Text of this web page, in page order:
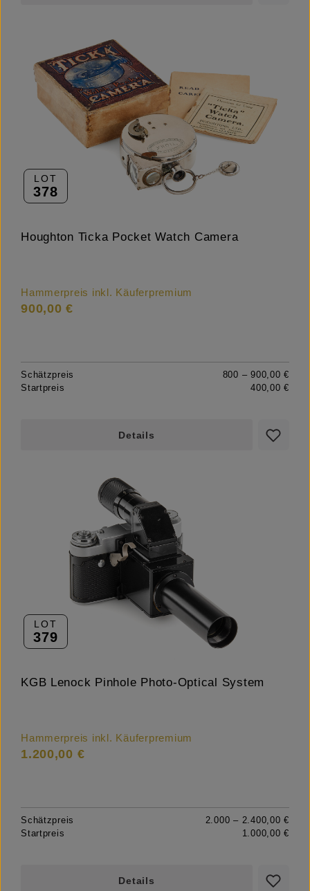
LOT
378
Houghton Ticka Pocket Watch Camera
Hammerpreis inkl. Käuferpremium
900,00 €
Schätzpreis
800 – 900,00 €
Startpreis
400,00 €
Details
LOT
379
KGB Lenock Pinhole Photo-Optical System
Hammerpreis inkl. Käuferpremium
1.200,00 €
Schätzpreis
2.000 – 2.400,00 €
Startpreis
1.000,00 €
Details